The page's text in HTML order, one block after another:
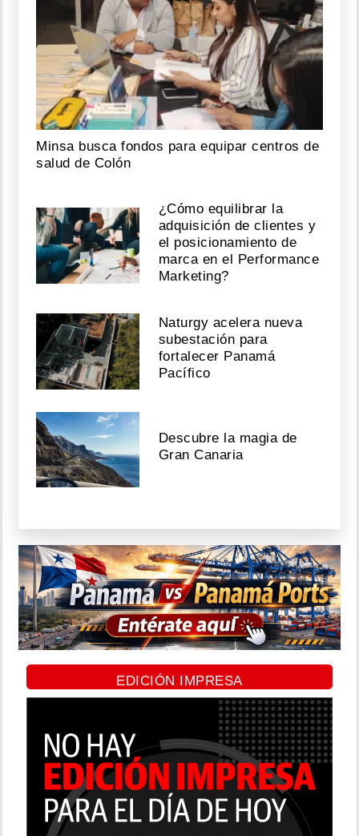
Minsa busca fondos para equipar centros de
salud de Colón
¿Cómo equilibrar la
adquisición de clientes y
el posicionamiento de
marca en el Performance
Marketing?
Naturgy acelera nueva
subestación para
fortalecer Panamá
Pacífico
Descubre la magia de
Gran Canaria
EDICIÓN IMPRESA